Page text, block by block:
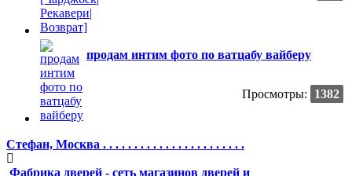
продам интим фото по ватцабу вайберу
Просмотры: 1382
Стефан, Москва . . . . . . . . . . . . . . . . . . . . . . .
Фабрика дверей - сеть магазинов дверей и